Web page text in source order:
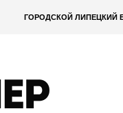
ГОРОДСКОЙ ЛИПЕЦКИЙ